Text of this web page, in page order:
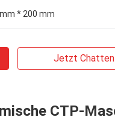
* 200 mm
Jetzt Chatten
CTP-